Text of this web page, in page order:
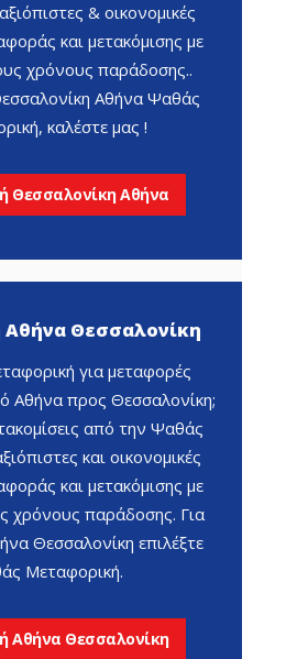
& οικονομικές
και μετακόμισης με
χρόνους παράδοσης..
Αθήνα Ψαθάς
καλέστε μας !
Θεσσαλονίκη Αθήνα
Θεσσαλονίκη
για μεταφορές
Αθήνα προς Θεσσαλονίκη;
από την Ψαθάς
και οικονομικές
και μετακόμισης με
χρόνους παράδοσης. Για
Θεσσαλονίκη επιλέξτε
Μεταφορική.
Αθήνα Θεσσαλονίκη